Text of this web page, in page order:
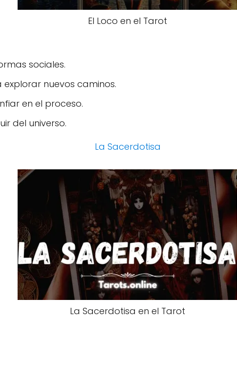
El Loco en el Tarot
sociales.
nuevos caminos.
en el proceso.
del universo.
La Sacerdotisa
La Sacerdotisa en el Tarot